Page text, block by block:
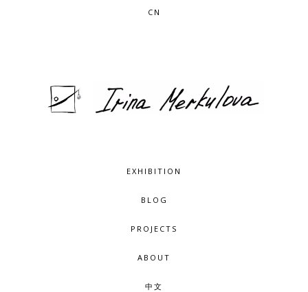
CN
EXHIBITION
BLOG
PROJECTS
ABOUT
中文